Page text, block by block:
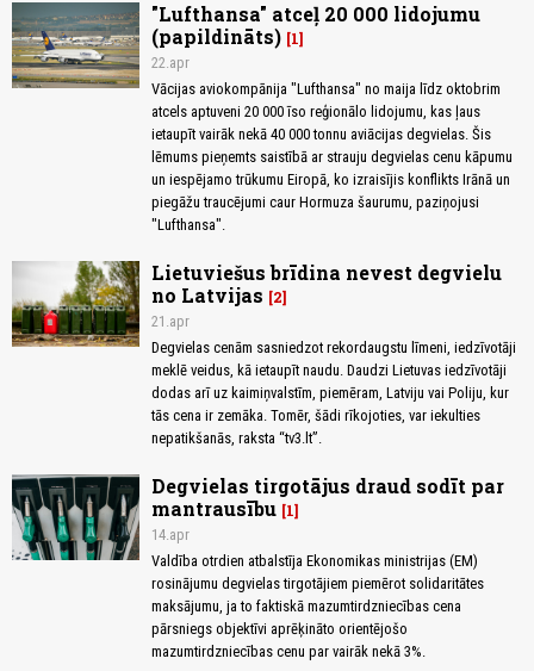
"Lufthansa" atceļ 20 000 lidojumu
(papildināts) 1
22.apr
Vācijas aviokompānija "Lufthansa" no maija līdz oktobrim
atcels aptuveni 20 000 īso reģionālo lidojumu, kas ļaus
ietaupīt vairāk nekā 40 000 tonnu aviācijas degvielas. Šis
lēmums pieņemts saistībā ar strauju degvielas cenu kāpumu
un iespējamo trūkumu Eiropā, ko izraisījis konflikts Irānā un
piegāžu traucējumi caur Hormuza šaurumu, paziņojusi
"Lufthansa".
Lietuviešus brīdina nevest degvielu
no Latvijas
2
21.apr
Degvielas cenām sasniedzot rekordaugstu līmeni, iedzīvotāji
meklē veidus, kā ietaupīt naudu. Daudzi Lietuvas iedzīvotāji
dodas arī uz kaimiņvalstīm, piemēram, Latviju vai Poliju, kur
tās cena ir zemāka. Tomēr, šādi rīkojoties, var iekulties
nepatikšanās, raksta “tv3.lt”.
Degvielas tirgotājus draud sodīt par
mantrausību 1
14.apr
Valdība otrdien atbalstīja Ekonomikas ministrijas (EM)
rosinājumu degvielas tirgotājiem piemērot solidaritātes
maksājumu, ja to faktiskā mazumtirdzniecības cena
pārsniegs objektīvi aprēķināto orientējošo
mazumtirdzniecības cenu par vairāk nekā 3%.